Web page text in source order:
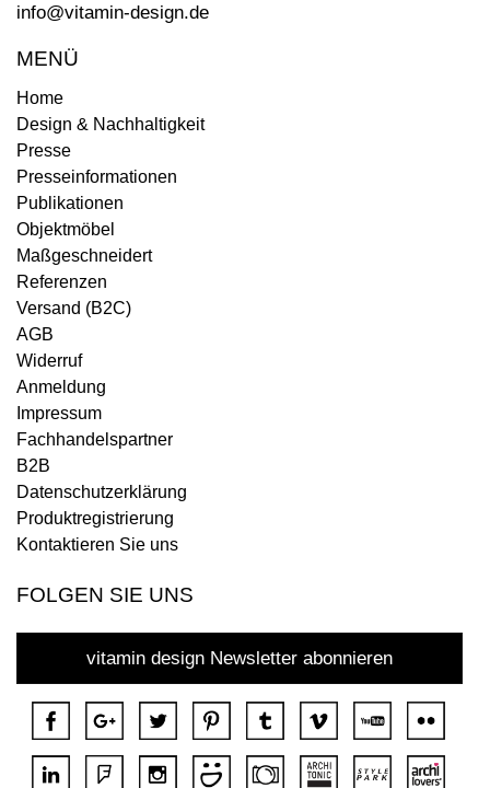
info@vitamin-design.de
MENÜ
Home
Design & Nachhaltigkeit
Presse
Presseinformationen
Publikationen
Objektmöbel
Maßgeschneidert
Referenzen
Versand (B2C)
AGB
Widerruf
Anmeldung
Impressum
Fachhandelspartner
B2B
Datenschutzerklärung
Produktregistrierung
Kontaktieren Sie uns
FOLGEN SIE UNS
vitamin design Newsletter abonnieren